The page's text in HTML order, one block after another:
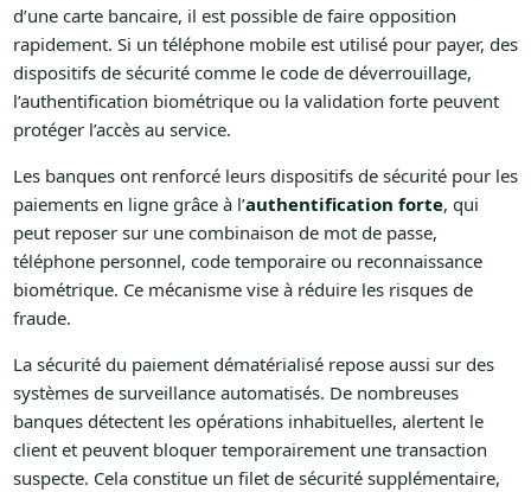
d’une carte bancaire, il est possible de faire opposition
rapidement. Si un téléphone mobile est utilisé pour payer, des
dispositifs de sécurité comme le code de déverrouillage,
l’authentification biométrique ou la validation forte peuvent
protéger l’accès au service.
Les banques ont renforcé leurs dispositifs de sécurité pour les
paiements en ligne grâce à l’authentification forte, qui
peut reposer sur une combinaison de mot de passe,
téléphone personnel, code temporaire ou reconnaissance
biométrique. Ce mécanisme vise à réduire les risques de
fraude.
La sécurité du paiement dématérialisé repose aussi sur des
systèmes de surveillance automatisés. De nombreuses
banques détectent les opérations inhabituelles, alertent le
client et peuvent bloquer temporairement une transaction
suspecte. Cela constitue un filet de sécurité supplémentaire,